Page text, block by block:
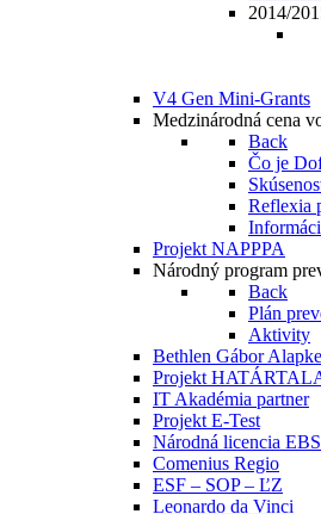
2014/
V4 Gen Mini-Grants
Medzinárodná cena
Back
Čo je
Reflexia
Projekt NAPPPA
Národný program
Back
Plán
Aktivity
Bethlen Gábor
Projekt
IT Akadémia partner
Projekt E-Test
Národná licencia
Comenius Regio
ESF – SOP – ĽZ
Leonardo da Vinci